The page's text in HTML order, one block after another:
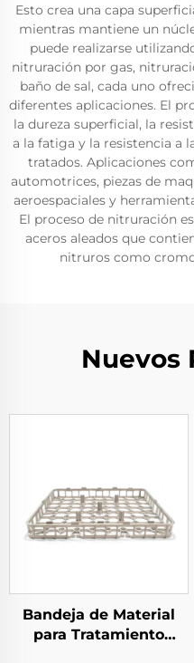
Esto crea una capa
mientras mantiene un
puede realizarse
nitruración por gas,
baño de sal, cada uno
diferentes aplicaciones. El
la dureza superficial, la
a la fatiga y la resistencia a
tratados. Aplicaciones
automotrices, piezas de
aeroespaciales y
El proceso de nitruración
aceros aleados que
nitruros como
Nuevos
Bandeja de Material
para Tratamiento